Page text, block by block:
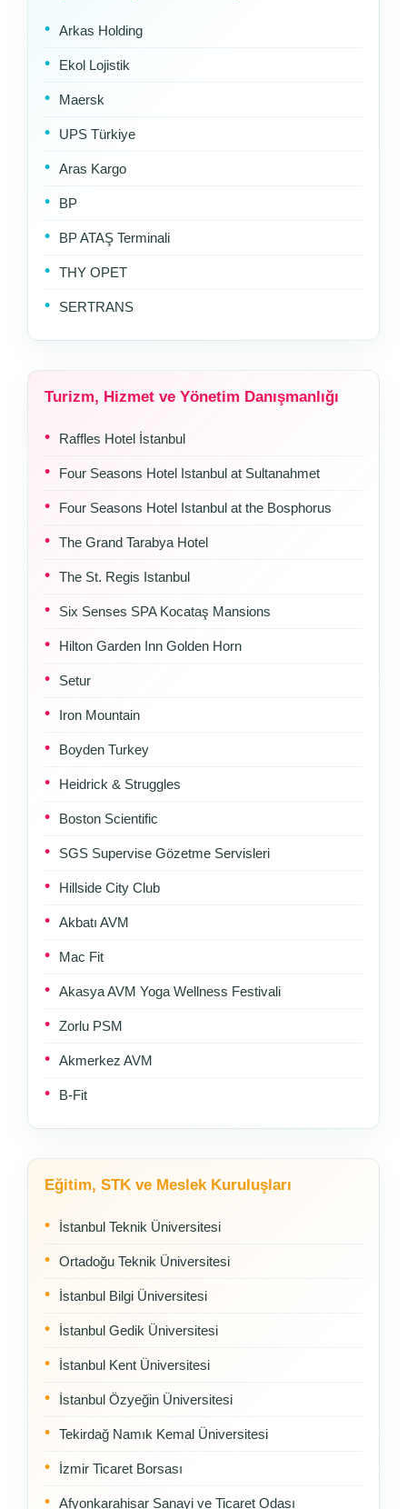
Arkas Holding
Ekol Lojistik
Maersk
UPS Türkiye
Aras Kargo
BP
BP ATAŞ Terminali
THY OPET
SERTRANS
Turizm, Hizmet ve Yönetim Danışmanlığı
Raffles Hotel İstanbul
Four Seasons Hotel Istanbul at Sultanahmet
Four Seasons Hotel Istanbul at the Bosphorus
The Grand Tarabya Hotel
The St. Regis Istanbul
Six Senses SPA Kocataş Mansions
Hilton Garden Inn Golden Horn
Setur
Iron Mountain
Boyden Turkey
Heidrick & Struggles
Boston Scientific
SGS Supervise Gözetme Servisleri
Hillside City Club
Akbatı AVM
Mac Fit
Akasya AVM Yoga Wellness Festivali
Zorlu PSM
Akmerkez AVM
B-Fit
Eğitim, STK ve Meslek Kuruluşları
İstanbul Teknik Üniversitesi
Ortadoğu Teknik Üniversitesi
İstanbul Bilgi Üniversitesi
İstanbul Gedik Üniversitesi
İstanbul Kent Üniversitesi
İstanbul Özyeğin Üniversitesi
Tekirdağ Namık Kemal Üniversitesi
İzmir Ticaret Borsası
Afyonkarahisar Sanayi ve Ticaret Odası